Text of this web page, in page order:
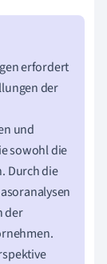
erfordert
der
und
sowohl die
Durch die
der